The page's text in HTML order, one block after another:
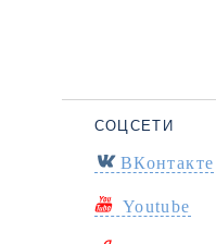
СОЦСЕТИ
ВКонтакте
Youtube